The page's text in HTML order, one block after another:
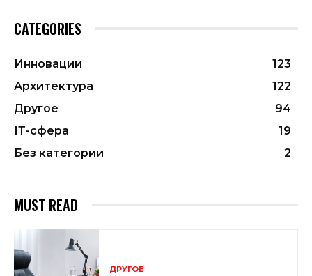
CATEGORIES
Инновации
123
Архитектура
122
Другое
94
ІТ-сфера
19
Без категории
2
MUST READ
ДРУГОЕ